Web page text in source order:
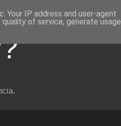
Your IP address and user-agent
of service, generate usage